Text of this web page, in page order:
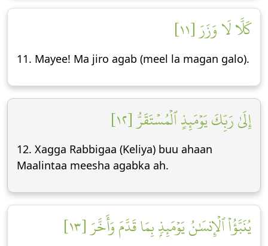
كَلَّا لَا وَزَرَ [١١]
11. Mayee! Ma jiro agab (meel la magan galo).
إِلَىٰ رَبِّكَ يَوۡمَئِذٍ ٱلۡمُسۡتَقَرُّ [١٢]
12. Xagga Rabbigaa (Keliya) buu ahaan
Maalintaa meesha agabka ah.
يُنَبَّؤُاْ ٱلۡإِنسَٰنُ يَوۡمَئِذِۭ بِمَا قَدَّمَ وَأَخَّرَ [١٣]